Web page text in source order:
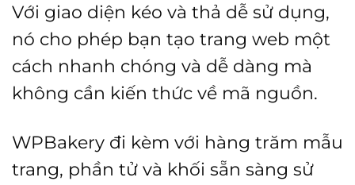
Với giao diện kéo và thả dễ sử dụng,
nó cho phép bạn tạo trang web một
cách nhanh chóng và dễ dàng mà
không cần kiến thức về mã nguồn.
WPBakery đi kèm với hàng trăm mẫu
trang, phần tử và khối sẵn sàng sử